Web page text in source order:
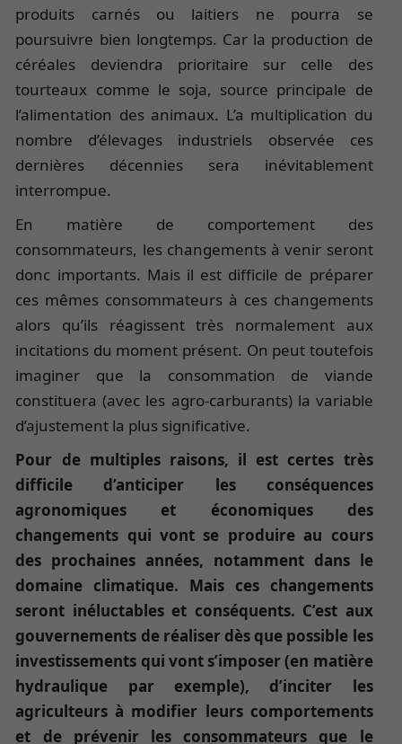
produits carnés ou laitiers ne pourra se
poursuivre bien longtemps. Car la production de
céréales deviendra prioritaire sur celle des
tourteaux comme le soja, source principale de
l’alimentation des animaux. L’a multiplication du
nombre d’élevages industriels observée ces
dernières décennies sera inévitablement
interrompue.
En matière de comportement des
consommateurs, les changements à venir seront
donc importants. Mais il est difficile de préparer
ces mêmes consommateurs à ces changements
alors qu’ils réagissent très normalement aux
incitations du moment présent. On peut toutefois
imaginer que la consommation de viande
constituera (avec les agro-carburants) la variable
d’ajustement la plus significative.
Pour de multiples raisons, il est certes très
difficile d’anticiper les conséquences
agronomiques et économiques des
changements qui vont se produire au cours
des prochaines années, notamment dans le
domaine climatique. Mais ces changements
seront inéluctables et conséquents. C’est aux
gouvernements de réaliser dès que possible les
investissements qui vont s’imposer (en matière
hydraulique par exemple), d’inciter les
agriculteurs à modifier leurs comportements
et de prévenir les consommateurs que le